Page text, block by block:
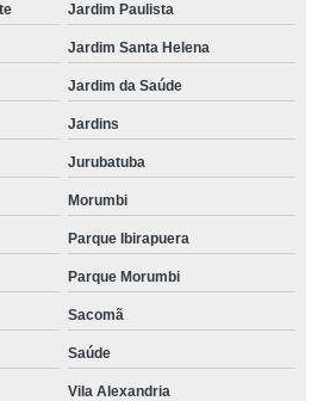
Jardim Paulista
Jardim Santa Helena
Jardim da Saúde
Jardins
Jurubatuba
Morumbi
Parque Ibirapuera
Parque Morumbi
Sacomã
Saúde
Vila Alexandria